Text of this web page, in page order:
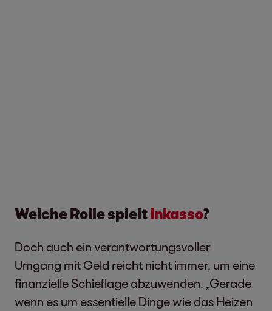
Welche Rolle spieltInkasso?
Doch auch ein verantwortungsvoller
Umgang mit Geld reicht nicht immer, um eine
finanzielle Schieflage abzuwenden. „Gerade
wenn es um essentielle Dinge wie das Heizen